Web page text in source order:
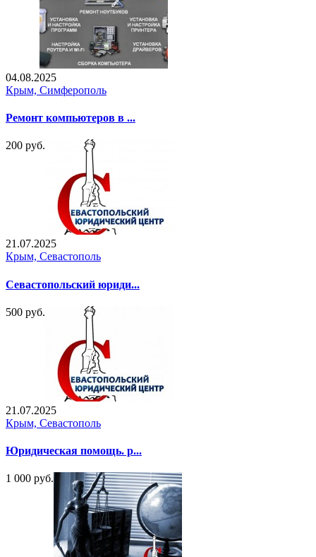
04.08.2025
Крым, Симферополь
Ремонт компьютеров в ...
200 руб.
21.07.2025
Крым, Севастополь
Севастопольский юриди...
500 руб.
21.07.2025
Крым, Севастополь
Юридическая помощь. р...
1 000 руб.